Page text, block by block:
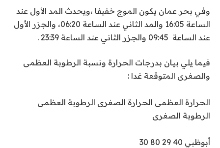
وفي بحر عمان يكون الموج خفيفا ،ويحدث المد الأول عند
الساعة 16:05 والمد الثاني عند الساعة 06:20، والجزر الأول
عند الساعة 09:45 والجزر الثاني عند الساعة 23:39 .
فيما يلي بيان بدرجات الحرارة ونسبة الرطوبة العظمى
والصغرى المتوقعة غدا :
الحرارة العظمى الحرارة الصغرى الرطوبة العظمى
الرطوبة الصغرى
أبوظبي 40 29 80 30